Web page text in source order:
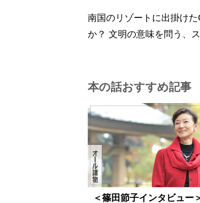
南国のリゾートに出掛け
か？ 文明の意味を問う、
本の話おすすめ記事
＜篠田節子インタビュー